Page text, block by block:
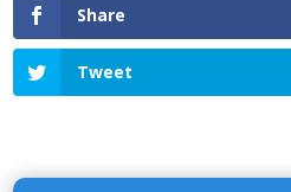
Share
Tweet